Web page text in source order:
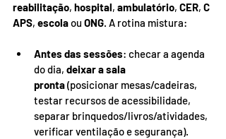
reabilitação, hospital, ambulatório, CER, C
APS, escola ou ONG. A rotina mistura:
Antes das sessões: checar a agenda
do dia, deixar a sala
pronta (posicionar mesas/cadeiras,
testar recursos de acessibilidade,
separar brinquedos/livros/atividades,
verificar ventilação e segurança).